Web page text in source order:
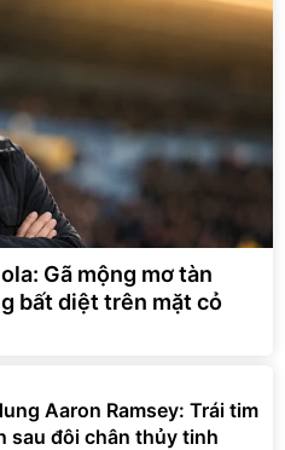
Gã mộng mơ tàn
bất diệt trên mặt cỏ
Aaron Ramsey: Trái tim
sau đôi chân thủy tinh